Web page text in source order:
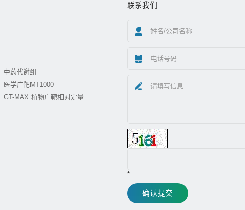
中药代谢组
医学广靶MT1000
GT-MAX 植物广靶相对定量
联系我们
*
确认提交